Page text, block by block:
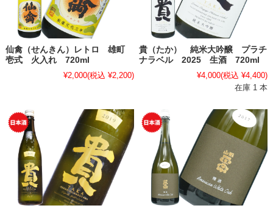
仙禽（せんきん）レトロ 雄町
壱式 火入れ 720ml
¥2,000(税込 ¥2,200)
貴（たか） 純米大吟醸 プラチ
ナラベル 2025 生酒 720ml
¥4,000(税込 ¥4,400)
在庫 1 本